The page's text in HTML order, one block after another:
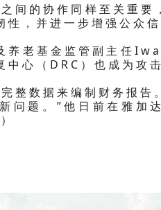
间的协作同样至关重要
性，并进一步增强公众
养老基金监管副主任
心（DRC）也成为攻击
整数据来编制财务报告
问题。”他日前在雅加